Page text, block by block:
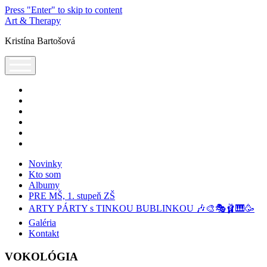
Press "Enter" to skip to content
Art & Therapy
Kristína Bartošová
Novinky
Kto som
Albumy
PRE MŠ, 1. stupeň ZŠ
ARTY PÁRTY s TINKOU BUBLINKOU 🎶🎨🎭🩰🎹🥳
Galéria
Kontakt
VOKOLÓGIA